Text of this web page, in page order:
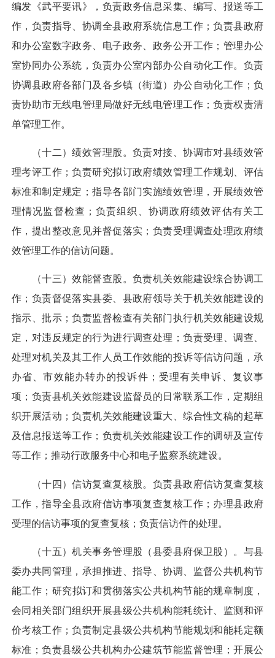
编发《武平要讯》，负责政务信息采集、编写、报送等工
作，负责指导、协调全县政府系统信息工作；负责县政府
和办公室数字政务、电子政务、政务公开工作；管理办公
室协同办公系统，负责办公室内部办公自动化工作。负责
协调县政府各部门及各乡镇（街道）办公自动化工作；负
责协助市无线电管理局做好无线电管理工作；负责权责清
单管理工作。
（十二）绩效管理股。负责对接、协调市对县绩效管
理考评工作；负责研究拟订政府绩效管理工作规划、评估
标准和制定规定；指导各部门实施绩效管理，开展绩效管
理情况监督检查；负责组织、协调政府绩效评估有关工
作，提出整改意见并督促落实；负责受理调查处理政府绩
效管理工作的信访问题。
（十三）效能督查股。负责机关效能建设综合协调工
作；负责督促落实县委、县政府领导关于机关效能建设的
指示、批示；负责监督检查有关部门执行机关效能建设规
定，对违反规定的行为进行调查处理；负责受理、调查、
处理对机关及其工作人员工作效能的投诉等信访问题，承
办省、市效能办转办的投诉件；受理有关申诉、复议事
项；负责县机关效能建设监督员的日常联系工作，定期组
织开展活动；负责机关效能建设重大、综合性文稿的起草
及信息报送等工作；负责机关效能建设工作的调研及宣传
等工作；推动行政服务中心和电子监察系统建设。
（十四）信访复查复核股。负责县政府信访复查复核
工作，指导全县政府信访事项复查复核工作；办理县政府
受理的信访事项的复查复核；负责信访件的处理。
（十五）机关事务管理股（县委县府保卫股）。与县
委办共同管理，承担推进、指导、协调、监督公共机构节
能工作；研究拟订和贯彻落实公共机构节能的规章制度，
会同相关部门组织开展县级公共机构能耗统计、监测和评
价考核工作；负责制定县级公共机构节能规划和能耗定额
标准；负责县级公共机构办公建筑节能监督管理；开展公